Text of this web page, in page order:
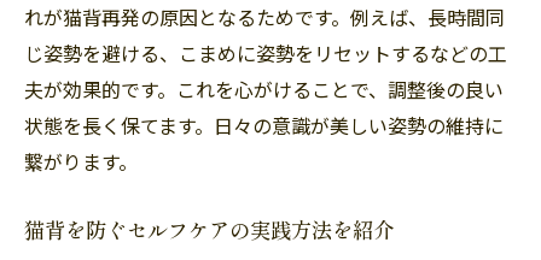
れが猫背再発の原因となるためです。例えば、長時間同
じ姿勢を避ける、こまめに姿勢をリセットするなどの工
夫が効果的です。これを心がけることで、調整後の良い
状態を長く保てます。日々の意識が美しい姿勢の維持に
繋がります。
猫背を防ぐセルフケアの実践方法を紹介